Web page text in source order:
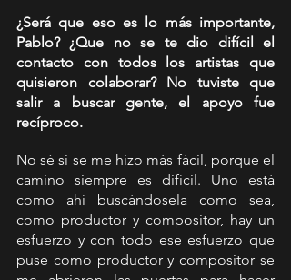
¿Será que eso es lo más importante,
Pablo? ¿Que no se te dio difícil el
contacto con todos los artistas que
quisieron colaborar? No tuviste que
salir a buscar gente, el apoyo fue
recíproco.
No sé si se me hizo más fácil, porque el
camino siempre es difícil. Uno está
como ahí buscándosela como sea,
como productor y compositor, hay un
esfuerzo y con todo ese esfuerzo que
puse como productor y compositor se